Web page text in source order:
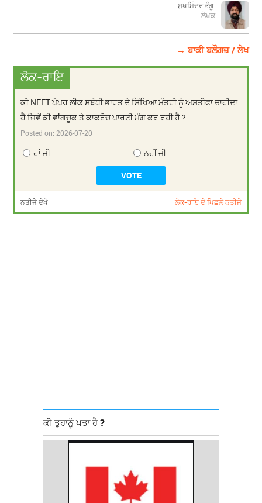
ਸੁਖਮਿੰਦਰ ਭੰਗੂ
ਲੇਖਕ
→ ਬਾਕੀ ਬਲੌਗਜ਼ / ਲੇਖ
ਲੋਕ-ਰਾਇ
ਕੀ NEET ਪੇਪਰ ਲੀਕ ਸਬੰਧੀ ਭਾਰਤ ਦੇ ਸਿੱਖਿਆ ਮੰਤਰੀ ਨੂੰ ਅਸਤੀਫਾ ਚਾਹੀਦਾ
ਹੈ ਜਿਵੇਂ ਕੀ ਵਾਂਗਚੂਕ ਤੇ ਕਾਕਰੋਚ ਪਾਰਟੀ ਮੰਗ ਕਰ ਰਹੀ ਹੈ ?
Posted on:2026-07-20
ਹਾਂ ਜੀ ਨਹੀਂ ਜੀ
ਨਤੀਜੇ ਦੇਖੋ ਲੋਕ-ਰਾਇ ਦੇ ਪਿਛਲੇ ਨਤੀਜੇ
ਕੀ ਤੁਹਾਨੂੰ ਪਤਾ ਹੈ ?